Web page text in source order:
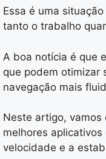
Essa é uma
tanto o trabalho
A boa notícia é que
que podem otimizar
navegação mais
Neste artigo, vamos
melhores
velocidade e a